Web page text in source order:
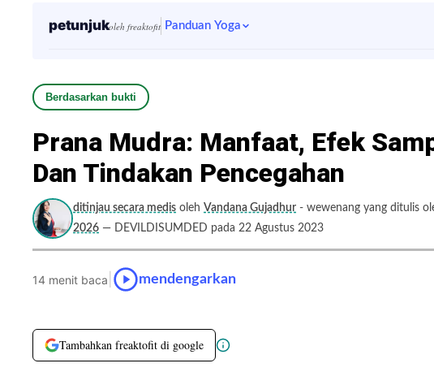
petunjukoleh freaktofit Panduan Yoga
Berdasarkan bukti
Prana Mudra: Manfaat, Efek
Dan Tindakan Pencegahan
ditinjau secara medis oleh Vandana Gujadhur - wewenang yang ditulis
2026 — DEVILDISUMDED pada 22 Agustus 2023
14 menit baca mendengarkan
Tambahkan freaktofit di google